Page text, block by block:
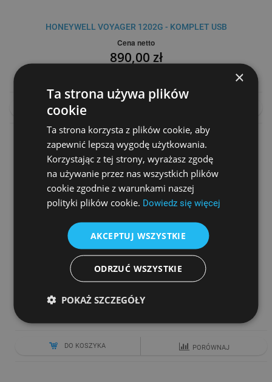
HONEYWELL VOYAGER 1202G - KOMPLET USB
Cena netto
890,00 zł
DO KOSZYKA
ZEBEX Z-3190BT
Cena netto
1 099,00 zł
DO KOSZYKA PORÓWNAJ
×
Ta strona używa plików
cookie
Ta strona korzysta z plików cookie, aby
zapewnić lepszą wygodę użytkowania.
Korzystając z tej strony, wyrażasz zgodę
na używanie przez nas wszystkich plików
cookie zgodnie z warunkami naszej
polityki plików cookie. Dowiedz się więcej
AKCEPTUJ WSZYSTKIE
ODRZUĆ WSZYSTKIE
POKAŻ SZCZEGÓŁY